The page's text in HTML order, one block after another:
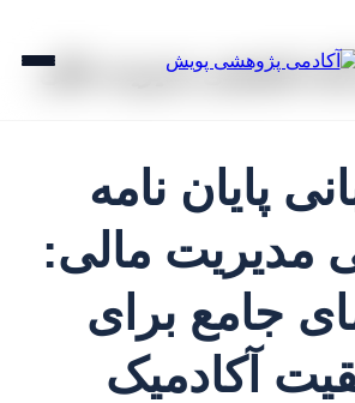
نامه تخصصی مدیریت مالی
پایان نامه
مالی:
جامع برای
آکادمیک